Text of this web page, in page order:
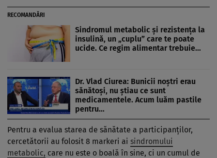
RECOMANDĂRI
Sindromul metabolic și rezistența la
insulină, un „cuplu” care te poate
ucide. Ce regim alimentar trebuie…
Dr. Vlad Ciurea: Bunicii noștri erau
sănătoși, nu știau ce sunt
medicamentele. Acum luăm pastile
pentru…
Pentru a evalua starea de sănătate a participanților,
cercetătorii au folosit 8 markeri ai sindromului
metabolic, care nu este o boală în sine, ci un cumul de